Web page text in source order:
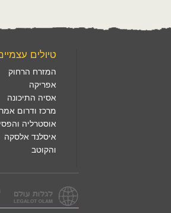
טיולים
המזרח הרחוק
אפריקה
אסיה התיכונה
מרכז ודרום
אוסטרליה
איסלנד אלסקה
והקוטב